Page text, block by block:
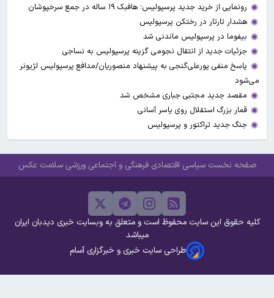
رونمایی از خرید جدید پرسپولیس؛ هافبک ۱۹ ساله در جمع سرخپوشان
هشدار تارتار در رختکن پرسپولیس
بیفوما در پرسپولیس ماندنی شد
جزئیات جدید از انتقال نجومی گزینه پرسپولیس به نساجی
پاسخ منفی پورعلی‌گنجی به پیشنهاد منصوریان/مدافع پرسپولیس لژیونر
می‌شود
مقصد جدید مجتبی جباری مشخص شد
قمار بزرگ استقلال روی یاسر آسانی
جنگ جدید تراکتور و پرسپولیس
صفحه نخست سیاسی اقتصادی فرهنگی و اجتماعی ورزشی سلامت عکس
کلیه حقوق این سایت محفوظ است و متعلق به وبسایت خبری دیدبان ایران
میباشد
طراحی سایت خبری و خبرگزاری آسام